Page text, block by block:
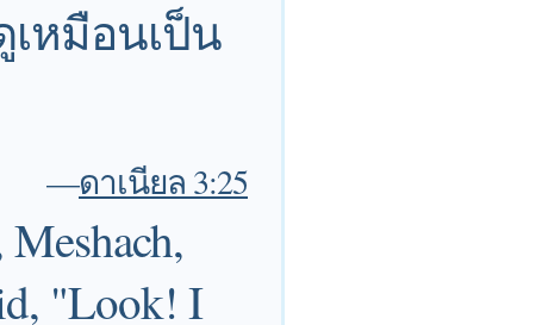
หมือนเป็น
—ดาเนียล 3:25
"Look! I